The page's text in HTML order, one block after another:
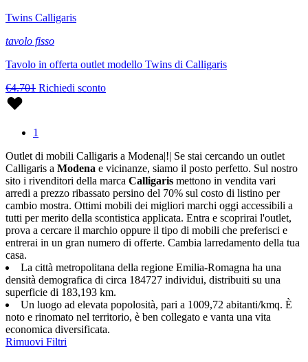
Twins Calligaris
tavolo fisso
Tavolo in offerta outlet modello Twins di Calligaris
€4.701 Richiedi sconto
1
Outlet di mobili Calligaris a Modena|!| Se stai cercando un outlet
Calligaris a Modena e vicinanze, siamo il posto perfetto. Sul nostro
sito i rivenditori della marca Calligaris mettono in vendita vari
arredi a prezzo ribassato persino del 70% sul costo di listino per
cambio mostra. Ottimi mobili dei migliori marchi oggi accessibili a
tutti per merito della scontistica applicata. Entra e scoprirai l'outlet,
prova a cercare il marchio oppure il tipo di mobili che preferisci e
entrerai in un gran numero di offerte. Cambia larredamento della tua
casa.
La città metropolitana della regione Emilia-Romagna ha una
densità demografica di circa 184727 individui, distribuiti su una
superficie di 183,193 km.
Un luogo ad elevata popolosità, pari a 1009,72 abitanti/kmq. È
noto e rinomato nel territorio, è ben collegato e vanta una vita
economica diversificata.
Rimuovi Filtri